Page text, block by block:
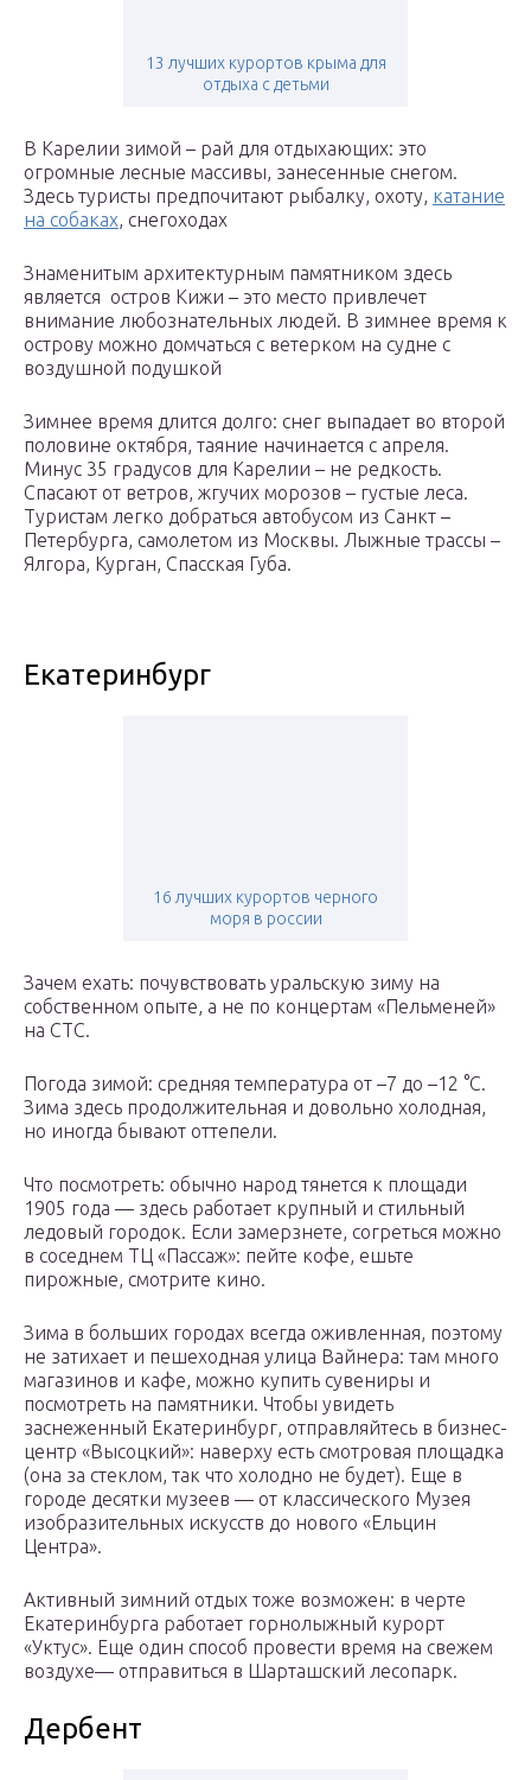
13 лучших курортов крыма для
отдыха с детьми
В Карелии зимой – рай для отдыхающих: это
огромные лесные массивы, занесенные снегом.
Здесь туристы предпочитают рыбалку, охоту, катание
на собаках, снегоходах
Знаменитым архитектурным памятником здесь
является остров Кижи – это место привлечет
внимание любознательных людей. В зимнее время к
острову можно домчаться с ветерком на судне с
воздушной подушкой
Зимнее время длится долго: снег выпадает во второй
половине октября, таяние начинается с апреля.
Минус 35 градусов для Карелии – не редкость.
Спасают от ветров, жгучих морозов – густые леса.
Туристам легко добраться автобусом из Санкт –
Петербурга, самолетом из Москвы. Лыжные трассы –
Ялгора, Курган, Спасская Губа.
Екатеринбург
16 лучших курортов черного
моря в россии
Зачем ехать: почувствовать уральскую зиму на
собственном опыте, а не по концертам «Пельменей»
на СТС.
Погода зимой: средняя температура от –7 до –12 °С.
Зима здесь продолжительная и довольно холодная,
но иногда бывают оттепели.
Что посмотреть: обычно народ тянется к площади
1905 года — здесь работает крупный и стильный
ледовый городок. Если замерзнете, согреться можно
в соседнем ТЦ «Пассаж»: пейте кофе, ешьте
пирожные, смотрите кино.
Зима в больших городах всегда оживленная, поэтому
не затихает и пешеходная улица Вайнера: там много
магазинов и кафе, можно купить сувениры и
посмотреть на памятники. Чтобы увидеть
заснеженный Екатеринбург, отправляйтесь в бизнес-
центр «Высоцкий»: наверху есть смотровая площадка
(она за стеклом, так что холодно не будет). Еще в
городе десятки музеев — от классического Музея
изобразительных искусств до нового «Ельцин
Центра».
Активный зимний отдых тоже возможен: в черте
Екатеринбурга работает горнолыжный курорт
«Уктус». Еще один способ провести время на свежем
воздухе— отправиться в Шарташский лесопарк.
Дербент